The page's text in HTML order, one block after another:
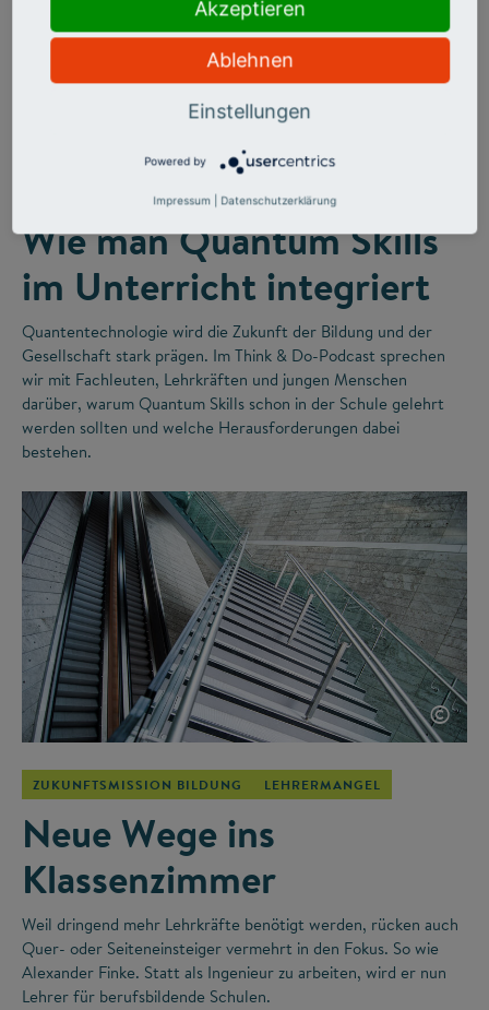
Wie man Quantum Skills
im Unterricht integriert
Quantentechnologie wird die Zukunft der Bildung und der
Gesellschaft stark prägen. Im Think & Do-Podcast sprechen
wir mit Fachleuten, Lehrkräften und jungen Menschen
darüber, warum Quantum Skills schon in der Schule gelehrt
werden sollten und welche Herausforderungen dabei
bestehen.
©
ZUKUNFTSMISSION BILDUNG LEHRERMANGEL
Neue Wege ins
Klassenzimmer
Weil dringend mehr Lehrkräfte benötigt werden, rücken auch
Quer- oder Seiteneinsteiger vermehrt in den Fokus. So wie
Alexander Finke. Statt als Ingenieur zu arbeiten, wird er nun
Lehrer für berufsbildende Schulen.
Akzeptieren
Ablehnen
Einstellungen
Powered by
Impressum Datenschutzerklärung